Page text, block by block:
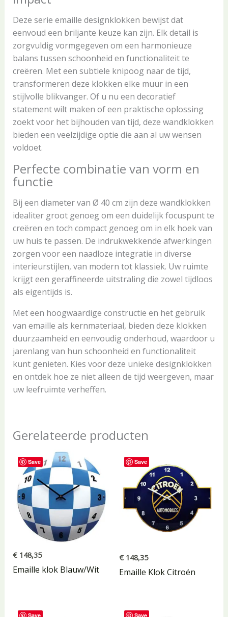
Deze serie emaille designklokken bewijst dat
eenvoud een briljante keuze kan zijn. Elk detail is
zorgvuldig vormgegeven om een harmonieuze
balans tussen schoonheid en functionaliteit te
creëren. Met een subtiele knipoog naar de tijd,
transformeren deze klokken elke muur in een
stijlvolle blikvanger. Of u nu een decoratief
statement wilt maken of een praktische oplossing
zoekt voor het bijhouden van tijd, deze wandklokken
bieden een veelzijdige optie die aan al uw wensen
voldoet.
Perfecte combinatie van vorm en
functie
Bij een diameter van Ø 40 cm zijn deze wandklokken
idealiter groot genoeg om een duidelijk focuspunt te
creëren en toch compact genoeg om in elk hoek van
uw huis te passen. De indrukwekkende afwerkingen
zorgen voor een naadloze integratie in diverse
interieurstijlen, van modern tot klassiek. Uw ruimte
krijgt een geraffineerde uitstraling die zowel tijdloos
als eigentijds is.
Met een hoogwaardige constructie en het gebruik
van emaille als kernmateriaal, bieden deze klokken
duurzaamheid en eenvoudig onderhoud, waardoor u
jarenlang van hun schoonheid en functionaliteit
kunt genieten. Kies voor deze unieke designklokken
en ontdek hoe ze niet alleen de tijd weergeven, maar
uw leefruimte verheffen.
Gerelateerde producten
Save
€148,35
Emaille klok Blauw/Wit
Save
€ 148,35
Emaille Klok Citroën
Save Save